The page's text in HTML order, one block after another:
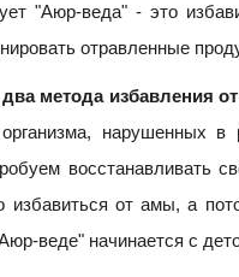
"Аюр-веда" - это
отравленные
два метода избавления
нарушенных
восстанавливать
избавиться от амы, а
веде" начинается с